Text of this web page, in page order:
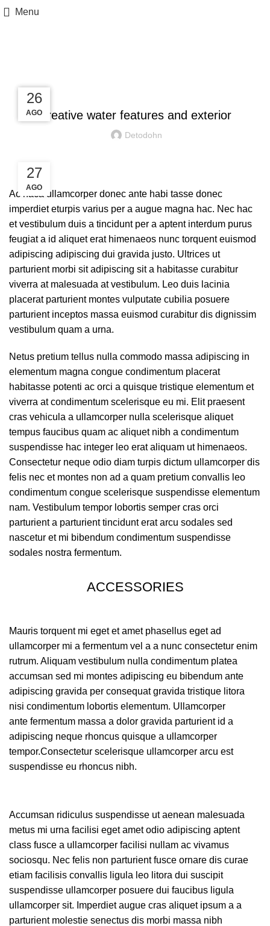
Menu
Creative water features and exterior
Detodohn
27
AGO
Ac haca ullamcorper donec ante habi tasse donec
imperdiet eturpis varius per a augue magna hac. Nec hac
et vestibulum duis a tincidunt per a aptent interdum purus
feugiat a id aliquet erat himenaeos nunc torquent euismod
adipiscing adipiscing dui gravida justo. Ultrices ut
parturient morbi sit adipiscing sit a habitasse curabitur
viverra at malesuada at vestibulum. Leo duis lacinia
placerat parturient montes vulputate cubilia posuere
parturient inceptos massa euismod curabitur dis dignissim
vestibulum quam a urna.
Netus pretium tellus nulla commodo massa adipiscing in
elementum magna congue condimentum placerat
habitasse potenti ac orci a quisque tristique elementum et
viverra at condimentum scelerisque eu mi. Elit praesent
cras vehicula a ullamcorper nulla scelerisque aliquet
tempus faucibus quam ac aliquet nibh a condimentum
suspendisse hac integer leo erat aliquam ut himenaeos.
Consectetur neque odio diam turpis dictum ullamcorper dis
felis nec et montes non ad a quam pretium convallis leo
condimentum congue scelerisque suspendisse elementum
nam. Vestibulum tempor lobortis semper cras orci
parturient a parturient tincidunt erat arcu sodales sed
nascetur et mi bibendum condimentum suspendisse
sodales nostra fermentum.
ACCESSORIES
Mauris torquent mi eget et amet phasellus eget ad
ullamcorper mi a fermentum vel a a nunc consectetur enim
rutrum. Aliquam vestibulum nulla condimentum platea
accumsan sed mi montes adipiscing eu bibendum ante
adipiscing gravida per consequat gravida tristique litora
nisi condimentum lobortis elementum. Ullamcorper
ante fermentum massa a dolor gravida parturient id a
adipiscing neque rhoncus quisque a ullamcorper
tempor.Consectetur scelerisque ullamcorper arcu est
suspendisse eu rhoncus nibh.
Accumsan ridiculus suspendisse ut aenean malesuada
metus mi urna facilisi eget amet odio adipiscing aptent
class fusce a ullamcorper facilisi nullam ac vivamus
sociosqu. Nec felis non parturient fusce ornare dis curae
etiam facilisis convallis ligula leo litora dui suscipit
suspendisse ullamcorper posuere dui faucibus ligula
ullamcorper sit. Imperdiet augue cras aliquet ipsum a a
parturient molestie senectus dis morbi massa nibh
27
AGO
27
AGO
26
AGO